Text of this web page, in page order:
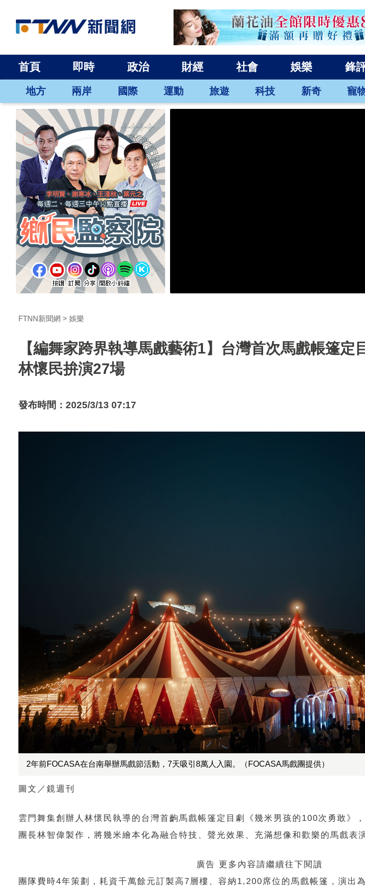
首頁 即時 政治 財經 社會 娛樂 鋒
地方 兩岸 國際 運動 旅遊 科技 新奇 寵
FTNN新聞網 娛樂
【編舞家跨界執導馬戲藝術1】台灣首次馬戲帳篷
林懷民拚演27場
發布時間：2025/3/13 07:17
2年前FOCASA在台南舉辦馬戲節活動，7天吸引8萬人入園。（FOCASA馬戲團提供）
圖文／鏡週刊
雲門舞集創辦人林懷民執導的台灣首齣馬戲帳篷定目劇《幾米男孩的100次勇敢》
團長林智偉製作，將幾米繪本化為融合特技、聲光效果、充滿想像和歡樂的馬戲表
廣告 更多內容請繼續往下閱讀
團隊費時4年策劃，耗資千萬餘元訂製高7層樓、容納1,200席位的馬戲帳篷，演出